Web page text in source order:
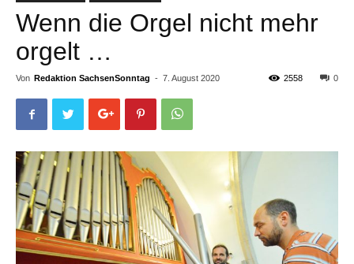
Wenn die Orgel nicht mehr
orgelt …
Von Redaktion SachsenSonntag - 7. August 2020 0
2558